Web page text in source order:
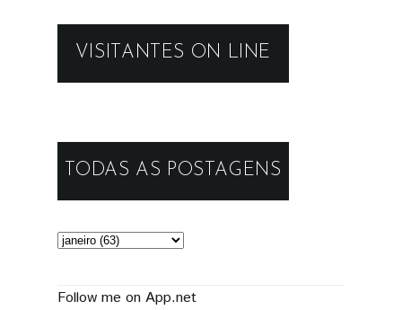
VISITANTES ON LINE
TODAS AS POSTAGENS
Follow me on App.net